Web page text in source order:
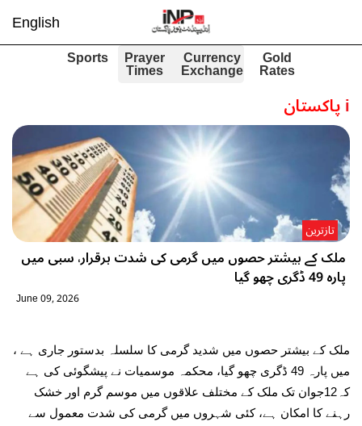
English
Gold
Rates
Currency
Exchange
Prayer
Times
Sports
iپاکستان
ملک کے بیشتر حصوں میں گرمی کی شدت برقرار، سبی میں
پارہ 49 ڈگری چھو گیا
تازترین
June 09, 2026
ملک کے بیشتر حصوں میں شدید گرمی کا سلسلہ بدستور جاری ہے ،
میں پارہ 49 ڈگری چھو گیا، محکمہ موسمیات نے پیشگوئی کی ہے
کہ12جوان تک ملک کے مختلف علاقوں میں موسم گرم اور خشک
رہنے کا امکان ہے، کئی شہروں میں گرمی کی شدت معمول سے